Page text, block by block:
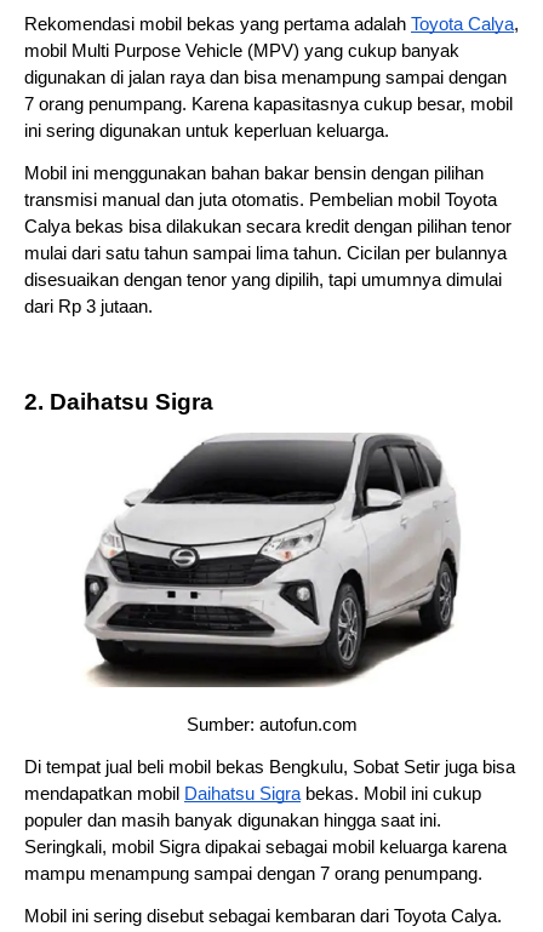
Rekomendasi mobil bekas yang pertama adalah Toyota Calya,
mobil Multi Purpose Vehicle (MPV) yang cukup banyak
digunakan di jalan raya dan bisa menampung sampai dengan
7 orang penumpang. Karena kapasitasnya cukup besar, mobil
ini sering digunakan untuk keperluan keluarga.
Mobil ini menggunakan bahan bakar bensin dengan pilihan
transmisi manual dan juta otomatis. Pembelian mobil Toyota
Calya bekas bisa dilakukan secara kredit dengan pilihan tenor
mulai dari satu tahun sampai lima tahun. Cicilan per bulannya
disesuaikan dengan tenor yang dipilih, tapi umumnya dimulai
dari Rp 3 jutaan.
2. Daihatsu Sigra
Sumber: autofun.com
Di tempat jual beli mobil bekas Bengkulu, Sobat Setir juga bisa
mendapatkan mobil Daihatsu Sigra bekas. Mobil ini cukup
populer dan masih banyak digunakan hingga saat ini.
Seringkali, mobil Sigra dipakai sebagai mobil keluarga karena
mampu menampung sampai dengan 7 orang penumpang.
Mobil ini sering disebut sebagai kembaran dari Toyota Calya.